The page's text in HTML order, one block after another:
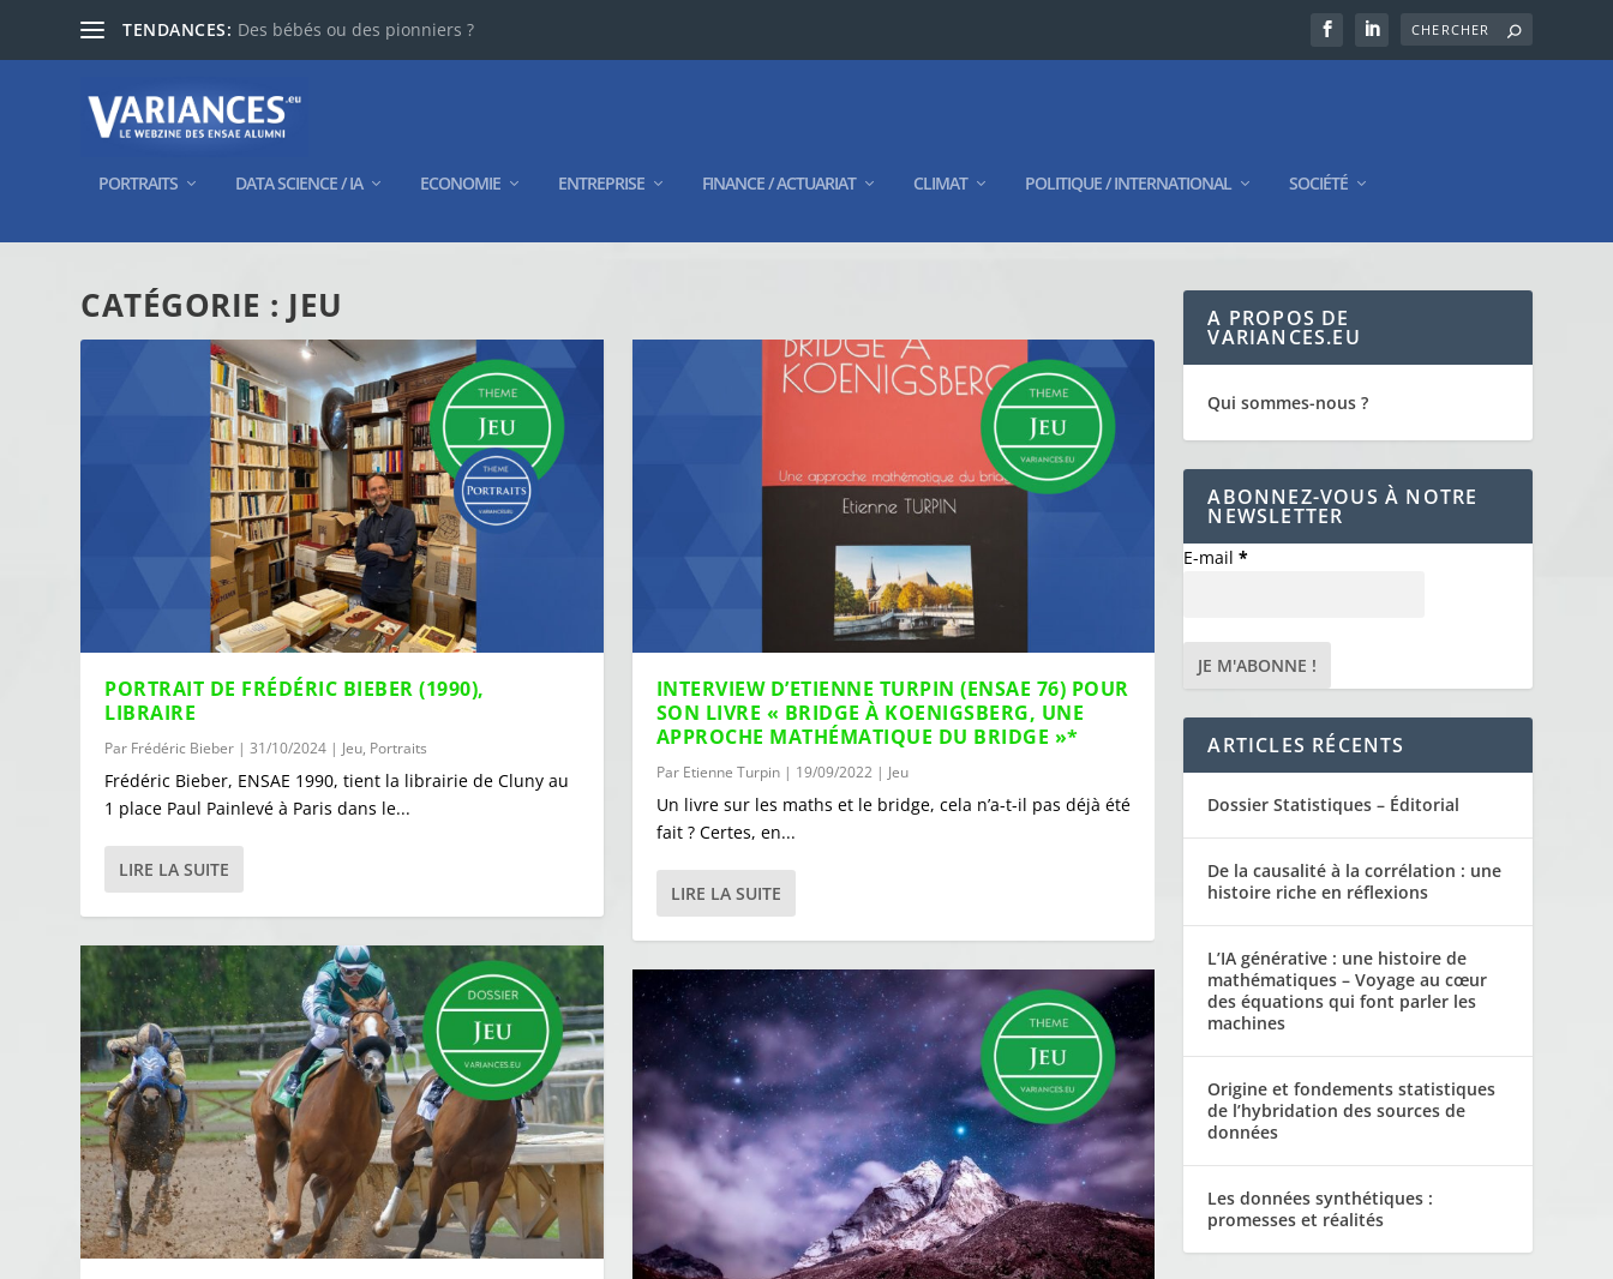
TENDANCES: Des bébés ou des pionniers ?
PORTRAITS DATA SCIENCE / IA ECONOMIE ENTREPRISE FINANCE / ACTUARIAT CLIMAT POLITIQUE / INTERNATIONAL SOCIÉTÉ
CATÉGORIE : JEU
PORTRAIT DE FRÉDÉRIC BIEBER (1990),
LIBRAIRE
Par Frédéric Bieber |31/10/2024 | Jeu, Portraits
Frédéric Bieber, ENSAE 1990, tient la librairie de Cluny au
1 place Paul Painlevé à Paris dans le...
LIRE LA SUITE
INTERVIEW D’ETIENNE TURPIN (ENSAE 76) POUR
SON LIVRE « BRIDGE À KOENIGSBERG, UNE
APPROCHE MATHÉMATIQUE DU BRIDGE »*
Par Etienne Turpin| 19/09/2022 | Jeu
Un livre sur les maths et le bridge, cela n’a-t-il pas déjà été
fait ? Certes, en...
LIRE LA SUITE
A PROPOS DE
VARIANCES.EU
Qui sommes-nous ?
ABONNEZ-VOUS À NOTRE
NEWSLETTER
E-mail*
ARTICLES RÉCENTS
Dossier Statistiques – Éditorial
De la causalité à la corrélation : une
histoire riche en réflexions
L’IA générative : une histoire de
mathématiques – Voyage au cœur
des équations qui font parler les
machines
Origine et fondements statistiques
de l’hybridation des sources de
données
Les données synthétiques :
promesses et réalités